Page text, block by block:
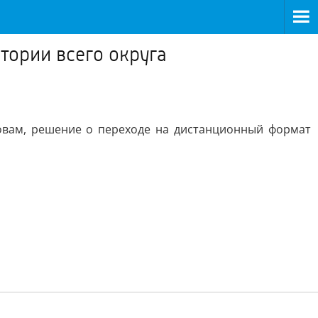
всего округа
решение о переходе на дистанционный формат